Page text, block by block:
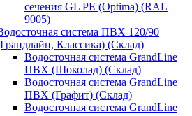
сечения GL PE (Optima) (RAL
9005)
система ПВХ 120/90
Классика) (Склад)
Водосточная система GrandLine
ПВХ (Шоколад) (Склад)
Водосточная система GrandLine
ПВХ (Графит) (Склад)
Водосточная система GrandLine